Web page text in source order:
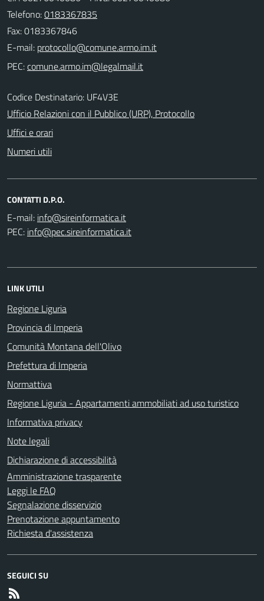
Telefono:0183367835
Fax: 0183367846
E-mail:
PEC:
Codice Destinatario: UF4V3E
Ufficio Relazioni con il Pubblico (URP), Protocollo
Uffici e orari
Numeri utili
CONTATTI D.P.O.
E-mail:
PEC:
LINK UTILI
Regione Liguria
Provincia di Imperia
Comunità Montana dell'Olivo
Prefettura di Imperia
Normattiva
Regione Liguria - Appartamenti ammobiliati ad uso turistico
Informativa privacy
Note legali
Dichiarazione di accessibilità
Amministrazione trasparente
Leggi le FAQ
Segnalazione disservizio
Prenotazione appuntamento
Richiesta d'assistenza
SEGUICI SU